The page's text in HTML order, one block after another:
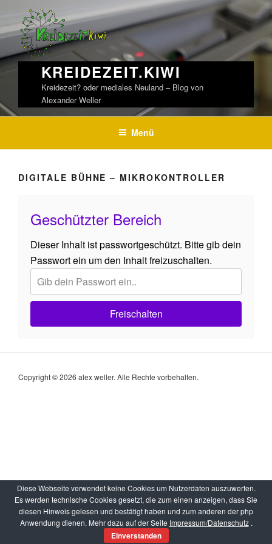
Inhalt
KREIDEZEIT.KIWI
Kreidezeit? oder mediales Neuland – Blog von
Alexander Weller
Menü
DIGITALE BÜHNE – MIKROKONTROLLER
Geschützter Bereich
Dieser Inhalt ist passwortgeschützt. Bitte gib dein
Passwort ein um den Inhalt freizuschalten.
Freischalten
Copyright © 2026 alex weller. Alle Rechte vorbehalten.
Diese Webseite verwendet keine Cookies um Nutzerdaten auszuwerten.
Es werden technische Cookies gesetzt, die zum einen anzeigen, dass Sie
diesen Hinweis gelesen und bestätigt haben und zum anderen der php
Anwendung dienen. Mehr dazu auf der Seite Impressum/Datenschutz.
Einverstanden